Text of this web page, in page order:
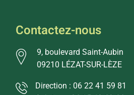
Contactez-nous
9, boulevard Saint-Aubin
09210 LÉZAT-SUR-LÈZE
Direction : 06 22 41 59 81